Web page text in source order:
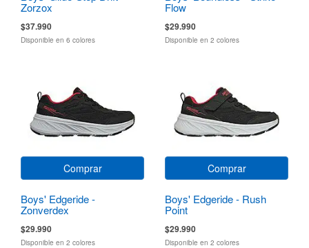
Zorzox
$37.990
Disponible en 6 colores
Flow
$29.990
Disponible en 2 colores
Comprar
Boys' Edgeride -
Zonverdex
$29.990
Disponible en 2 colores
Comprar
Boys' Edgeride - Rush
Point
$29.990
Disponible en 2 colores